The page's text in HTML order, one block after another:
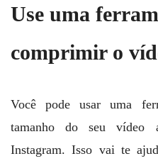
Use uma
comprimir o
Você pode usar uma
tamanho do seu vídeo
Instagram. Isso vai te